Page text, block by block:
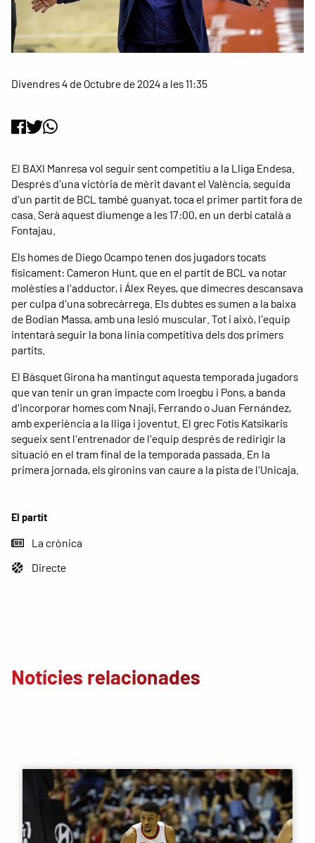
Divendres 4 de Octubre de 2024 a les 11:35
El partit
La crònica
Directe
El BAXI Manresa vol seguir sent competitiu a la Lliga Endesa.
Després d'una victòria de mèrit davant el València, seguida
d'un partit de BCL també guanyat, toca el primer partit fora de
casa. Serà aquest diumenge a les 17:00, en un derbi català a
Fontajau.
Els homes de Diego Ocampo tenen dos jugadors tocats
físicament: Cameron Hunt, que en el partit de BCL va notar
molèsties a l'adductor, i Álex Reyes, que dimecres descansava
per culpa d'una sobrecàrrega. Els dubtes es sumen a la baixa
de Bodian Massa, amb una lesió muscular. Tot i això, l'equip
intentarà seguir la bona línia competitiva dels dos primers
partits.
El Bàsquet Girona ha mantingut aquesta temporada jugadors
que van tenir un gran impacte com Iroegbu i Pons, a banda
d'incorporar homes com Nnaji, Ferrando o Juan Fernández,
amb experiència a la lliga i joventut. El grec Fotis Katsikaris
segueix sent l'entrenador de l'equip després de redirigir la
situació en el tram final de la temporada passada. En la
primera jornada, els gironins van caure a la pista de l'Unicaja.
Notícies relacionades